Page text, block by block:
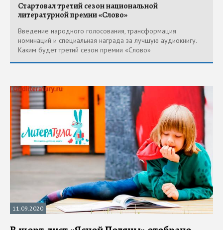
Стартовал третий сезон национальной
литературной премии «Слово»
Введение народного голосования, трансформация
номинаций и специальная награда за лучшую аудиокнигу.
Каким будет третий сезон премии «Слово»
11.09.2020